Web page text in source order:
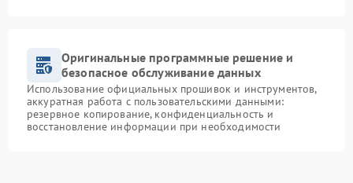
Оригинальные программные решение и
безопасное обслуживание данных
Использование официальных прошивок и инструментов,
аккуратная работа с пользовательскими данными:
резервное копирование, конфиденциальность и
восстановление информации при необходимости